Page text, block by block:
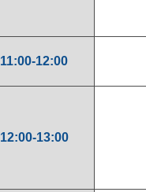
11:00-12:00
12:00-13:00